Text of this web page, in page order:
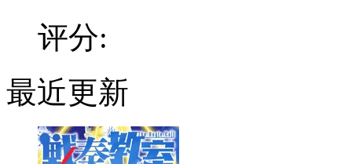
评分:
最近更新